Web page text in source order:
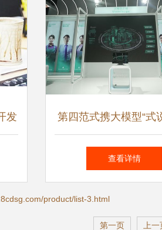
发 第四范式携大模型“式
WAIC，用生成式AI重
查看详情
product/list-3.html
第一页 上